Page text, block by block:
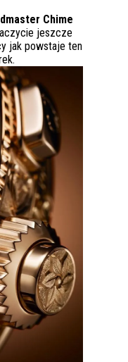
Chime
jeszcze
jak powstaje ten